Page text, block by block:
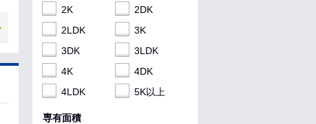
2K
2DK
2LDK
3K
3DK
3LDK
4K
4DK
4LDK
5K以上
専有面積